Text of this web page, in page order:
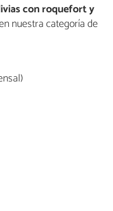
con roquefort y
nuestra categoría de